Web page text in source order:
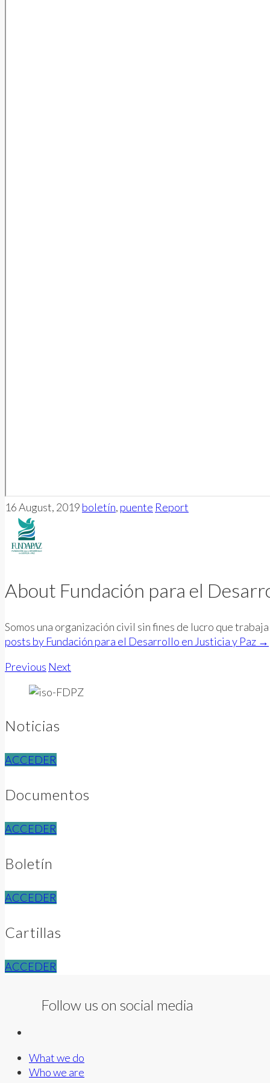
16 August, 2019 boletín, puente Report
About Fundación para el
Somos una organización civil sin fines de lucro que
posts by Fundación para el Desarrollo en Justicia y Paz →
Previous Next
Noticias
ACCEDER
Documentos
ACCEDER
Boletín
ACCEDER
Cartillas
ACCEDER
Follow us on social media
What we do
Who we are